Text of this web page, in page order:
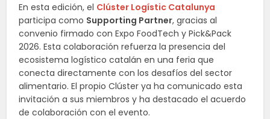
En esta edición, el Clúster Logístic Catalunya
participa como Supporting Partner, gracias al
convenio firmado con Expo FoodTech y Pick&Pack
2026. Esta colaboración refuerza la presencia del
ecosistema logístico catalán en una feria que
conecta directamente con los desafíos del sector
alimentario. El propio Clúster ya ha comunicado esta
invitación a sus miembros y ha destacado el acuerdo
de colaboración con el evento.